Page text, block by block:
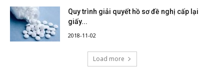
Quy trình giải quyết hồ sơ đề nghị cấp lại
giấy...
2018-11-02
Load more